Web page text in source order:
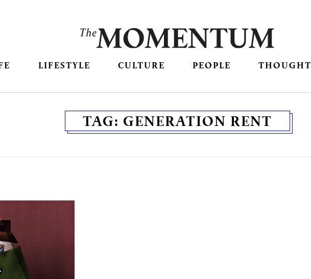
LIFESTYLE CULTURE PEOPLE THOUGHT
TAG: GENERATION RENT